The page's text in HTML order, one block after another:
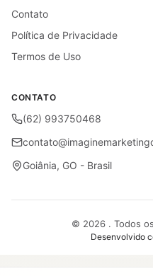
Contato
Política de Privacidade
Termos de Uso
CONTATO
(62) 993750468
Goiânia, GO - Brasil
© 2026 . Todos
Desenvolvido